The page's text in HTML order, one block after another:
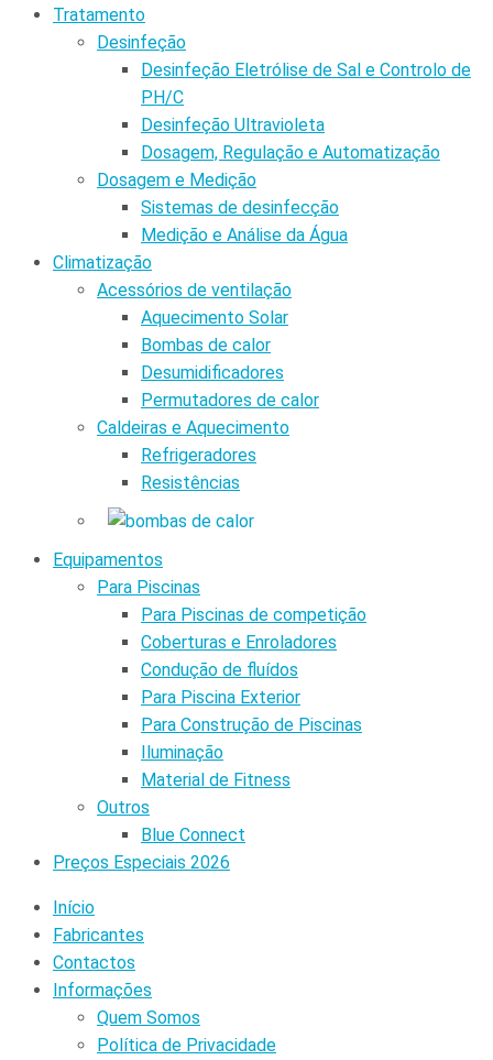
Tratamento
Desinfeção
Desinfeção Eletrólise de Sal e Controlo de
PH/C
Desinfeção Ultravioleta
Dosagem, Regulação e Automatização
Dosagem e Medição
Sistemas de desinfecção
Medição e Análise da Água
Climatização
Acessórios de ventilação
Aquecimento Solar
Bombas de calor
Desumidificadores
Permutadores de calor
Caldeiras e Aquecimento
Refrigeradores
Resistências
Equipamentos
Para Piscinas
Para Piscinas de competição
Coberturas e Enroladores
Condução de fluídos
Para Piscina Exterior
Para Construção de Piscinas
Iluminação
Material de Fitness
Outros
Blue Connect
Preços Especiais 2026
Início
Fabricantes
Contactos
Informações
Quem Somos
Política de Privacidade